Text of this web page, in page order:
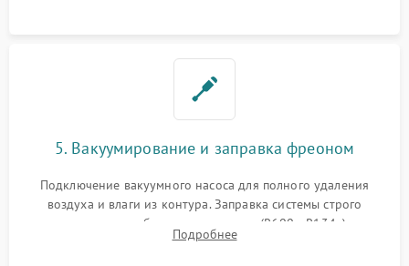
5. Вакуумирование и заправка фреоном
Подключение вакуумного насоса для полного удаления
воздуха и влаги из контура. Заправка системы строго
дозированным объемом хладагента (R600a, R134a) по
электронным весам. Контроль рабочего давления в системе.
Подробнее